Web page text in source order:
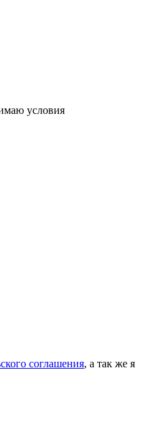
условия
соглашения, а так же я